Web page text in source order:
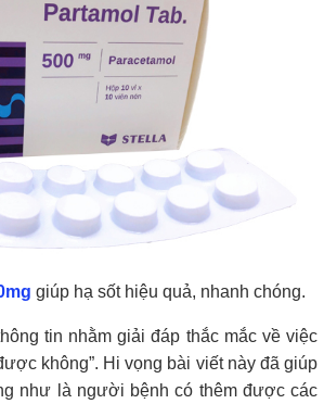
giúp hạ sốt hiệu quả, nhanh chóng.
tin nhằm giải đáp thắc mắc về việc
không”. Hi vọng bài viết này đã giúp
như là người bệnh có thêm được các